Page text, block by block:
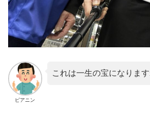
ピアニン
これは一生の宝になります